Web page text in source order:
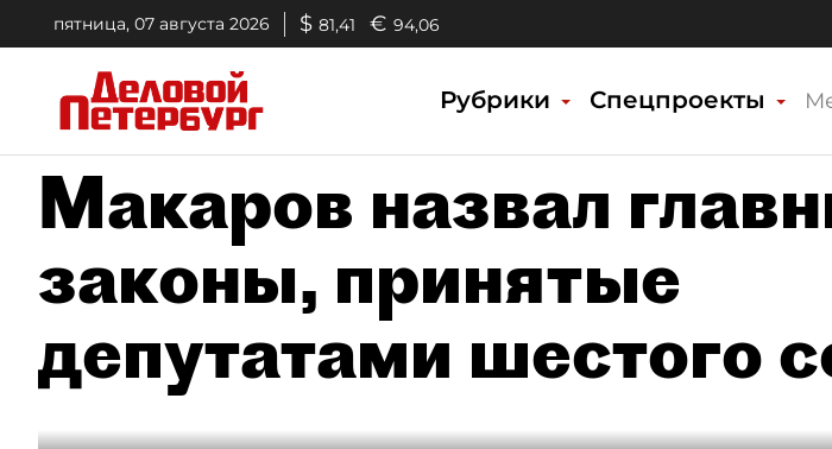
пятница, 07 августа 2026 $ 81,41 € 94,06
Рубрики Спецпроекты
Макаров назвал
законы, принятые
депутатами шестого